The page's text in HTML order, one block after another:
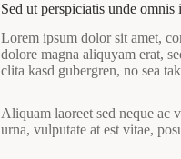
Sed ut perspiciatis unde omnis
Lorem ipsum dolor sit amet,
dolore magna aliquyam erat,
clita kasd gubergren, no sea
Aliquam laoreet sed neque ac
urna, vulputate at est vitae,